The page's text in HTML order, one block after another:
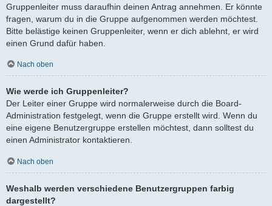
Gruppenleiter muss daraufhin deinen Antrag annehmen. Er könnte
fragen, warum du in die Gruppe aufgenommen werden möchtest.
Bitte belästige keinen Gruppenleiter, wenn er dich ablehnt, er wird
einen Grund dafür haben.
Nach oben
Wie werde ich Gruppenleiter?
Der Leiter einer Gruppe wird normalerweise durch die Board-
Administration festgelegt, wenn die Gruppe erstellt wird. Wenn du
eine eigene Benutzergruppe erstellen möchtest, dann solltest du
einen Administrator kontaktieren.
Nach oben
Weshalb werden verschiedene Benutzergruppen farbig
dargestellt?